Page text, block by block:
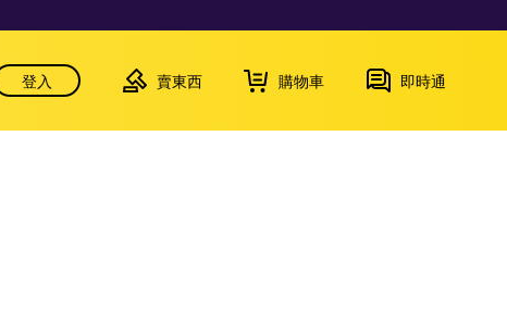
登入 賣東西 購物車 即時通